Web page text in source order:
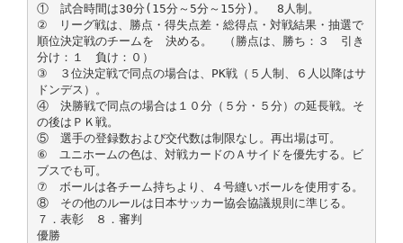
① 試合時間は30分(15分～5分～15分)。 8人制。
② リーグ戦は、勝点・得失点差・総得点・対戦結果・抽選で
順位決定戦のチームを 決める。 （勝点は、勝ち：３ 引き
分け：１ 負け：０）
③ ３位決定戦で同点の場合は、PK戦（５人制、６人以降はサ
ドンデス）。
④ 決勝戦で同点の場合は１０分（５分・５分）の延長戦。そ
の後はＰＫ戦。
⑤ 選手の登録数および交代数は制限なし。再出場は可。
⑥ ユニホームの色は、対戦カードのＡサイドを優先する。ビ
ブスでも可。
⑦ ボールは各チーム持ちより、４号縫いボールを使用する。
⑧ その他のルールは日本サッカー協会協議規則に準じる。
７．表彰 ８．審判
優勝